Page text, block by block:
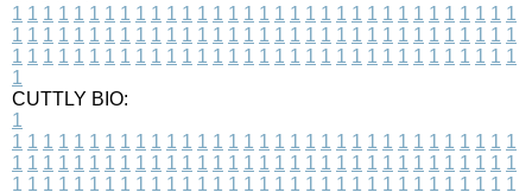
1 1 1 1 1 1 1 1 1 1 1 1 1 1 1 1 1 1 1 1 1 1 1 1 1 1 1 1 1 1 1 1 1
1 1 1 1 1 1 1 1 1 1 1 1 1 1 1 1 1 1 1 1 1 1 1 1 1 1 1 1 1 1 1 1 1
1 1 1 1 1 1 1 1 1 1 1 1 1 1 1 1 1 1 1 1 1 1 1 1 1 1 1 1 1 1 1 1 1
1
CUTTLY BIO:
1
1 1 1 1 1 1 1 1 1 1 1 1 1 1 1 1 1 1 1 1 1 1 1 1 1 1 1 1 1 1 1 1 1
1 1 1 1 1 1 1 1 1 1 1 1 1 1 1 1 1 1 1 1 1 1 1 1 1 1 1 1 1 1 1 1 1
1 1 1 1 1 1 1 1 1 1 1 1 1 1 1 1 1 1 1 1 1 1 1 1 1 1 1 1 1 1 1 1 1